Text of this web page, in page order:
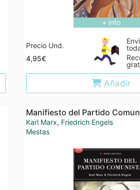
+ info
Precio Und.
4,95€
Añadir
Manifiesto del Partido
Karl Marx, Friedrich Engels
Mestas